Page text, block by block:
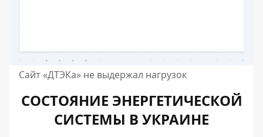
Сайт «ДТЭКа» не выдержал нагрузок
СОСТОЯНИЕ ЭНЕРГЕТИЧЕСКОЙ
СИСТЕМЫ В УКРАИНЕ